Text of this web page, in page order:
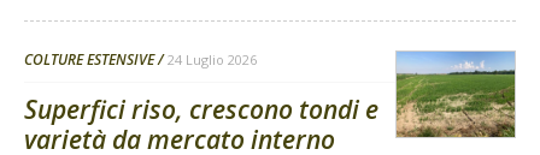
COLTURE ESTENSIVE 24 Luglio 2026
Superfici riso, crescono tondi e
varietà da mercato interno